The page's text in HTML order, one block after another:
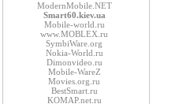
ModernMobile.NET
Smart60.kiev.ua
Mobile-world.ru
www.MOBLEX.ru
SymbiWare.org
Nokia-World.ru
Dimonvideo.ru
Mobile-WareZ
Movies.org.ru
BestSmart.ru
KOMAP.net.ru